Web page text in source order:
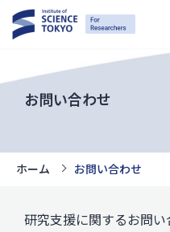
お問い合わせ
ホーム お問い合わせ
研究支援に関するお問